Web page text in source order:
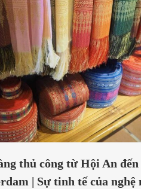
thủ công từ Hội An đến
| Sự tinh tế của nghệ